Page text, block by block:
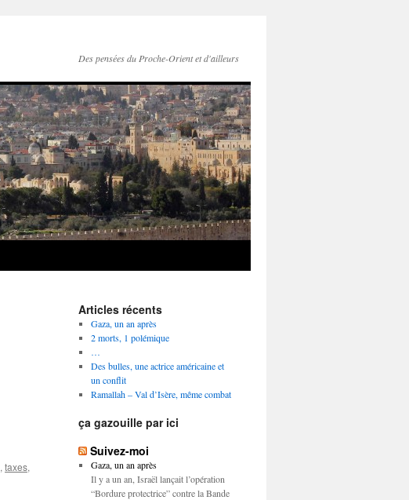
Des pensées du Proche-Orient et d'ailleurs
, taxes,
Articles récents
Gaza, un an après
2 morts, 1 polémique
…
Des bulles, une actrice américaine et
un conflit
Ramallah – Val d’Isère, même combat
ça gazouille par ici
Suivez-moi
Gaza, un an après
Il y a un an, Israël lançait l’opération
“Bordure protectrice” contre la Bande